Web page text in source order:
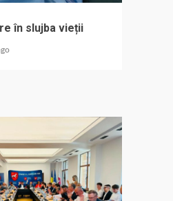
în slujba vieții